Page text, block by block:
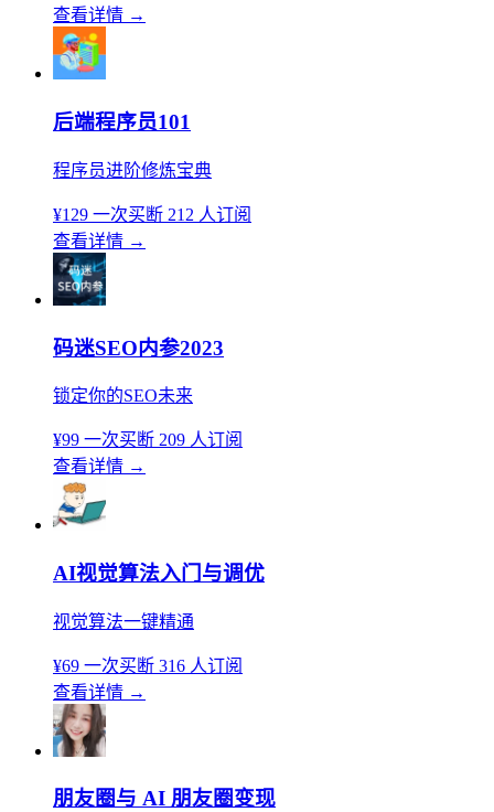
查看详情 →
后端程序员101
程序员进阶修炼宝典
¥129 一次买断 212 人订阅
查看详情 →
码迷SEO内参2023
锁定你的SEO未来
¥99 一次买断 209 人订阅
查看详情 →
AI视觉算法入门与调优
视觉算法一键精通
¥69 一次买断 316 人订阅
查看详情 →
朋友圈与 AI 朋友圈变现